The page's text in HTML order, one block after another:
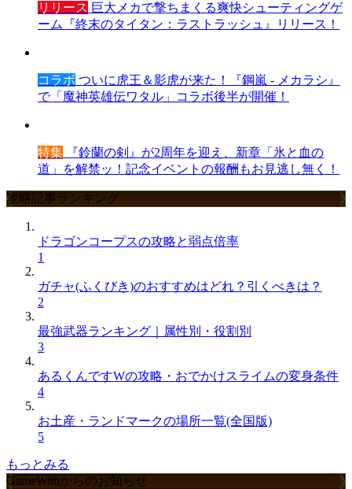
リリース 巨大メカで撃ちまくる爽快シューティングゲ
ーム『終末のタイタン：ラストラッシュ』リリース！
コラボ ついに虎王＆影虎が来た！『鋼嵐 - メカラシ』
で「魔神英雄伝ワタル」コラボ後半が開催！
特集 『鈴蘭の剣』が2周年を迎え、新章「氷と血の
道」を解禁ッ！記念イベントの報酬もお見逃し無く！
攻略記事ランキング
ドラゴンコープスの攻略と弱点倍率
1
ガチャ(ふくびき)のおすすめはどれ？引くべきは？
2
最強武器ランキング｜属性別・役割別
3
あるくんですWの攻略・おでかけスライムの変身条件
4
お土産・ランドマークの場所一覧(全国版)
5
もっとみる
GameWithからのお知らせ